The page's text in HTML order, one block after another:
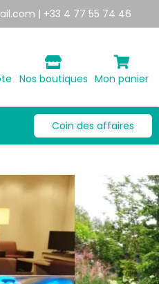
| +33 4 77 55 74 46
Nos boutiques Mon panier
Coin des affaires